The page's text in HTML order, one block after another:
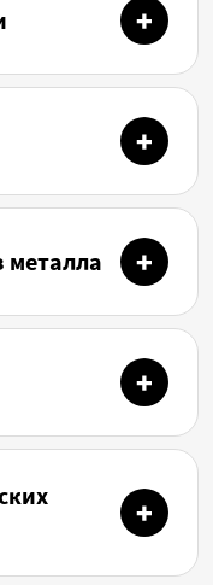
металла